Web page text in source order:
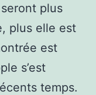
plus
plus elle est
est
s’est
temps.